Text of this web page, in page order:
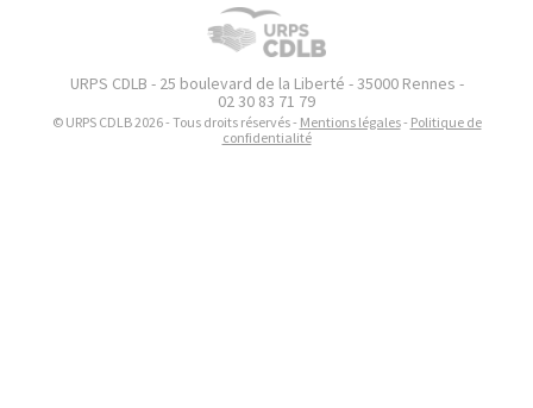
URPS CDLB - 25 boulevard de la Liberté - 35000 Rennes -
02 30 83 71 79
© URPS CDLB 2026 - Tous droits réservés - Mentions légales- Politique de
confidentialité